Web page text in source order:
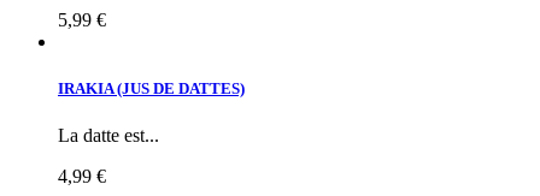
5,99 €
IRAKIA (JUS DE DATTES)
La datte est...
4,99 €